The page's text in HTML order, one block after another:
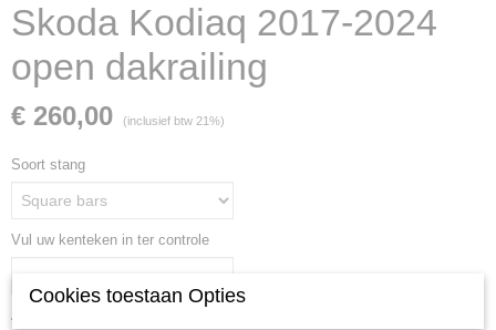
Skoda Kodiaq 2017-2024
open dakrailing
€ 260,00 (inclusief btw 21%)
Soort stang
Vul uw kenteken in ter controle
Aantal
Cookies toestaan Opties